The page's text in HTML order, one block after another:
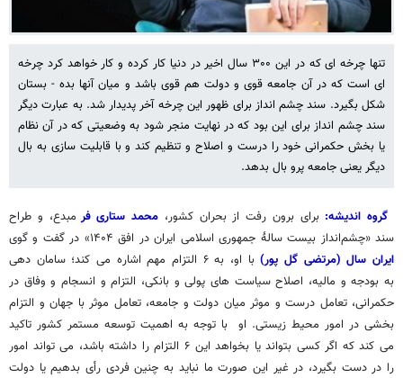
تنها چرخه ای که در این ۳۰۰ سال اخیر در دنیا کار کرده و کار خواهد کرد چرخه
ای است که در آن جامعه قوی و دولت هم قوی باشد و میان آنها بده - بستان
شکل بگیرد. سند چشم انداز برای ظهور این چرخه آخر پدیدار شد. به عبارت دیگر
سند چشم انداز برای این بود که در نهایت منجر شود به وضعیتی که در آن نظام
یا بخش حکمرانی خود را درست و اصلاح و تنظیم کند و با قابلیت سازی به بال
دیگر یعنی جامعه پرو بال بدهد.
گروه اندیشه: برای برون رفت از بحران کشور، محمد ستاری فر مبدع، و طراح
سند «چشم‌انداز بیست سالهٔ جمهوری اسلامی ایران در افق ۱۴۰۴» در گفت و گوی
ایران سال (مرتضی گل پور)
با او، به ۶ التزام مهم اشاره می کند؛ سامان دهی
به بودجه و مالیه، اصلاح سیاست های پولی و بانکی، التزام و انسجام و وفاق در
حکمرانی، تعامل درست و موثر میان دولت و جامعه، تعامل موثر با جهان و التزام
بخشی در امور محیط زیستی. او با توجه به اهمیت توسعه مستمر کشور تاکید
می کند که اگر کسی بتواند یا بخواهد این ۶ التزام را داشته باشد، می تواند امور
را در دست بگیرد، در غیر این صورت ما نباید به چنین فردی رأی بدهیم یا دولت